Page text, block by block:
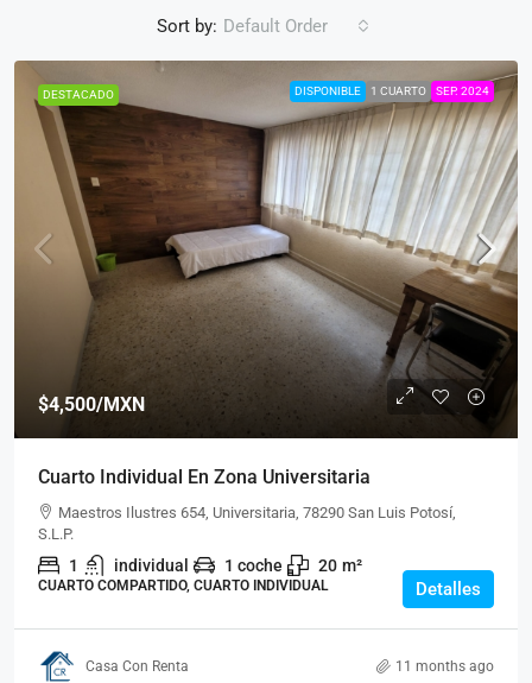
$4,500/MXN
Cuarto Individual En Zona Universitaria
LUIS POTOSÍ, S.L.P.
Sort by: Default Order
DESTACADO DISPONIBLE 1 CUARTO SEP. 2024
$4,500/MXN
Cuarto Individual En Zona Universitaria
Maestros Ilustres 654, Universitaria, 78290 San Luis Potosí,
S.L.P.
1 individual 1 coche 20 m²
CUARTO COMPARTIDO, CUARTO INDIVIDUAL Detalles
Casa Con Renta 11 months ago